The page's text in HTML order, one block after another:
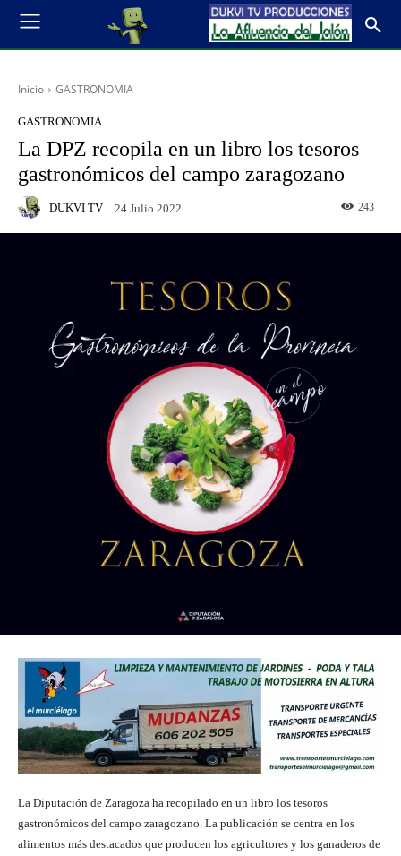
Inicio GASTRONOMIA
GASTRONOMIA
La DPZ recopila en un libro los tesoros
gastronómicos del campo zaragozano
DUKVI TV 24 Julio 2022 243
La Diputación de Zaragoza ha recopilado en un libro los tesoros
gastronómicos del campo zaragozano. La publicación se centra en los
alimentos más destacados que producen los agricultores y los ganaderos de